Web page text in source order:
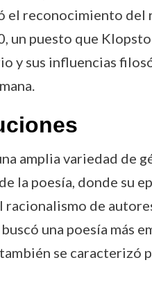
el reconocimiento del
un puesto que
y sus influencias
amplia variedad de
la poesía, donde su
de
una poesía más
se caracterizó